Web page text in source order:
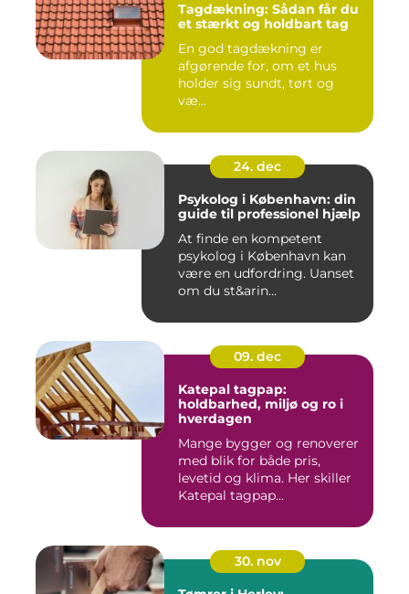
Tagdækning: Sådan får du
et stærkt og holdbart tag
En god tagdækning er
afgørende for, om et hus
holder sig sundt, tørt og
væ...
24. dec
Psykolog i København: din
guide til professionel hjælp
At finde en kompetent
psykolog i København kan
være en udfordring. Uanset
om du st&arin...
09. dec
Katepal tagpap:
holdbarhed, miljø og ro i
hverdagen
Mange bygger og renoverer
med blik for både pris,
levetid og klima. Her skiller
Katepal tagpap...
30. nov